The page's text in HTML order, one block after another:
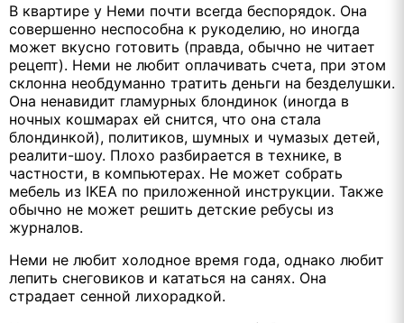
В квартире у Неми почти всегда беспорядок. Она
совершенно неспособна к рукоделию, но иногда
может вкусно готовить (правда, обычно не читает
рецепт). Неми не любит оплачивать счета, при этом
склонна необдуманно тратить деньги на безделушки.
Она ненавидит гламурных блондинок (иногда в
ночных кошмарах ей снится, что она стала
блондинкой), политиков, шумных и чумазых детей,
реалити-шоу. Плохо разбирается в технике, в
частности, в компьютерах. Не может собрать
мебель из IKEA по приложенной инструкции. Также
обычно не может решить детские ребусы из
журналов.
Неми не любит холодное время года, однако любит
лепить снеговиков и кататься на санях. Она
страдает сенной лихорадкой.